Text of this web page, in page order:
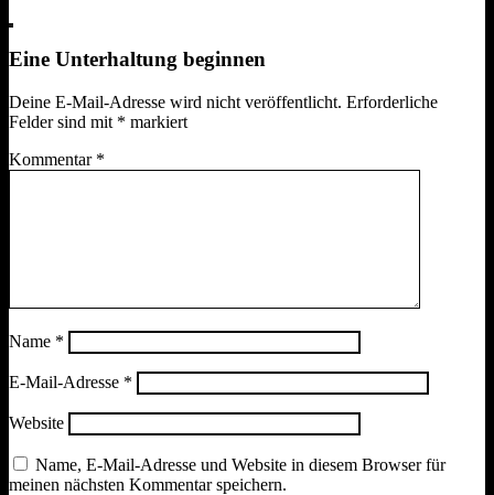
Eine Unterhaltung beginnen
Deine E-Mail-Adresse wird nicht veröffentlicht. Erforderliche
Felder sind mit * markiert
Kommentar *
Name *
E-Mail-Adresse *
Website
Name, E-Mail-Adresse und Website in diesem Browser für
meinen nächsten Kommentar speichern.